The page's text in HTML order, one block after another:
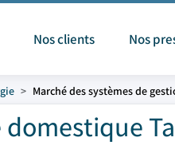
Nos clients Nos
Marché des systèmes de
domestique